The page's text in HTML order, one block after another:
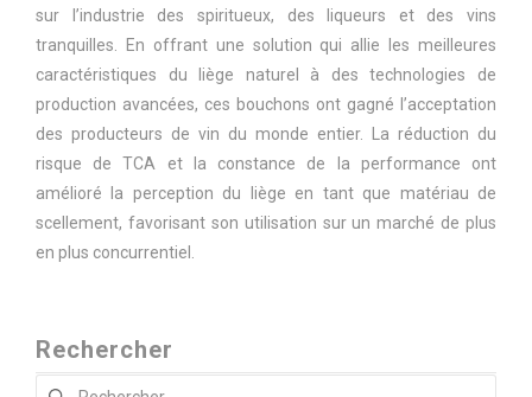
sur l’industrie des spiritueux, des liqueurs et des vins
tranquilles. En offrant une solution qui allie les meilleures
caractéristiques du liège naturel à des technologies de
production avancées, ces bouchons ont gagné l’acceptation
des producteurs de vin du monde entier. La réduction du
risque de TCA et la constance de la performance ont
amélioré la perception du liège en tant que matériau de
scellement, favorisant son utilisation sur un marché de plus
en plus concurrentiel.
Rechercher
Rechercher :